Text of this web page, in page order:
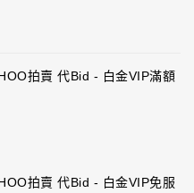
拍賣 代Bid - 白金VIP滿額
拍賣 代Bid - 白金VIP免服